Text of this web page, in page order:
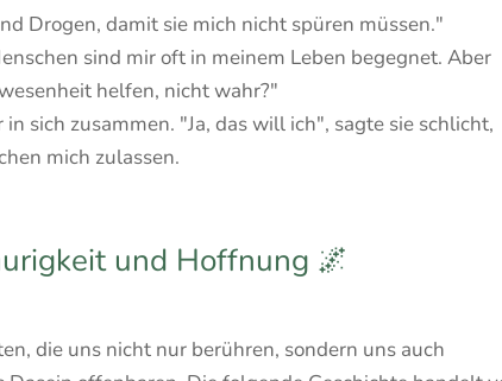
Drogen, damit sie mich nicht spüren müssen."
sind mir oft in meinem Leben begegnet. Aber
helfen, nicht wahr?"
sich zusammen. "Ja, das will ich", sagte sie schlicht,
mich zulassen.
und Hoffnung 🌌
die uns nicht nur berühren, sondern uns auch